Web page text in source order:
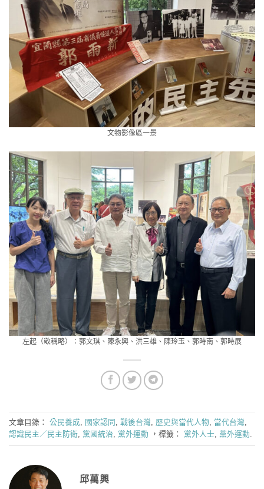
文物影像區一景
左起（敬稱略）：郭文琪、陳永興、洪三雄、陳玲玉、郭時南、郭時展
文章目錄： 公民養成 國家認同 戰後台灣 歷史與當代人物 當代台灣
認識民主／民主防衛 黨國統治 黨外運動 ，標籤： 黨外人士 黨外運動
邱萬興